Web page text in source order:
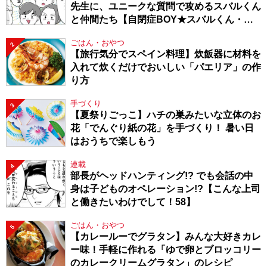
先生に、ユニークな質問で攻めるスバルくん
と仲間たち【自閉症BOY★スバルくん・
2 ごはん・おやつ
【旅行気分でスペイン料理】炊飯器に材料を
入れて炊くだけでおいしい「パエリア」の作
り方
3 手づくり
【夏祭りごっこ】ハチの巣みたいな立体のお
花「でんぐり紙の花」を手づくり！ 暑い日
はおうちで楽しもう
4 連載
部長がヘッドハンティング!? でも会話の中
身は子どものオペレーション!?【こんな上司
と働きたいわけでして！58】
5 ごはん・おやつ
【カレールーでグラタン】みんな大好きカレ
ー味！手軽に作れる「ゆで卵とブロッコリー
のカレークリームグラタン」のレシピ